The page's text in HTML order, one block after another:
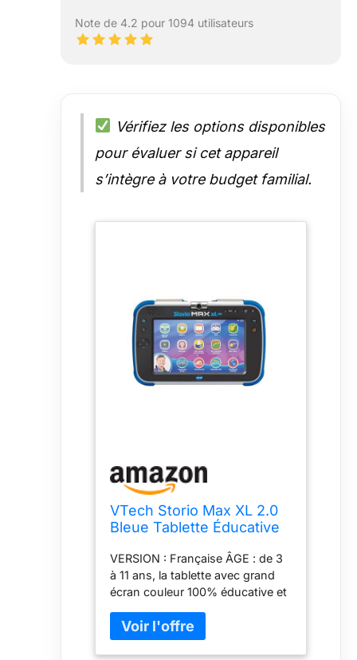
Note de 4.2 pour 1094 utilisateurs
Vérifiez les options disponibles
pour évaluer si cet appareil
s’intègre à votre budget familial.
VTech Storio Max XL 2.0
Bleue Tablette Éducative
VERSION : Française ÂGE : de 3
à 11 ans, la tablette avec grand
écran couleur 100% éducative et
Tablette enfant 100% éducative /
Écran 6,95 pouces multi touch